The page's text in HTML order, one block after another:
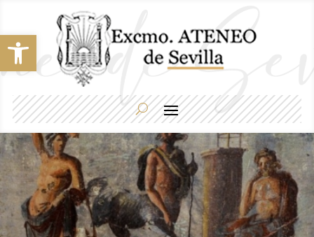
Abrir barra de herramientas